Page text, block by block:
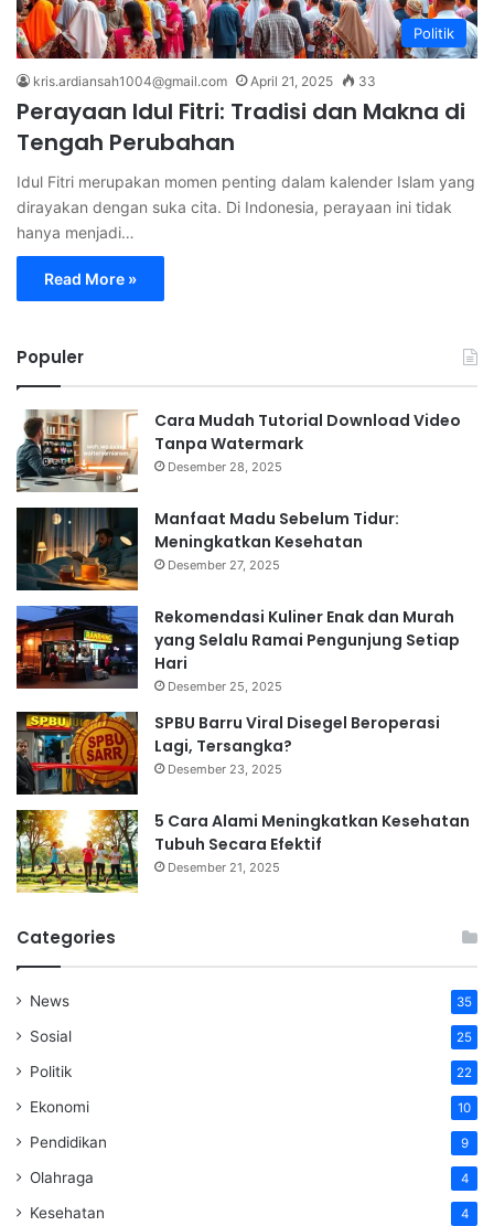
Politik
kris.ardiansah1004@gmail.com April 21, 2025 33
Perayaan Idul Fitri: Tradisi dan Makna di
Tengah Perubahan
Idul Fitri merupakan momen penting dalam kalender Islam yang
dirayakan dengan suka cita. Di Indonesia, perayaan ini tidak
hanya menjadi…
Read More »
Populer
Cara Mudah Tutorial Download Video
Tanpa Watermark
Desember 28, 2025
Manfaat Madu Sebelum Tidur:
Meningkatkan Kesehatan
Desember 27, 2025
Rekomendasi Kuliner Enak dan Murah
yang Selalu Ramai Pengunjung Setiap
Hari
Desember 25, 2025
SPBU Barru Viral Disegel Beroperasi
Lagi, Tersangka?
Desember 23, 2025
5 Cara Alami Meningkatkan Kesehatan
Tubuh Secara Efektif
Desember 21, 2025
Categories
News 35
Sosial 25
Politik 22
Ekonomi 10
Pendidikan 9
Olahraga 4
Kesehatan 4